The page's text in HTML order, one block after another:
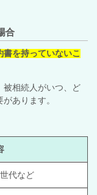
合
を持っていないこ
被相続人がいつ、ど
あります。
代など